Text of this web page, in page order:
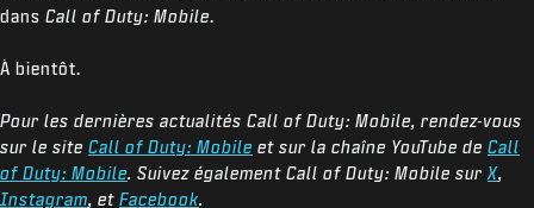
dans Call of Duty: Mobile
À bientôt.
Pour les dernières actualités Call of Duty: Mobile, rendez-vous
sur le site Call of Duty: Mobile et sur la chaîne YouTube de Call
of Duty: Mobile . Suivez également Call of Duty: Mobile sur X
Instagram , et Facebook